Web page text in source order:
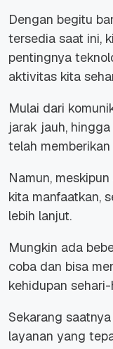
Dengan begitu
tersedia saat ini,
pentingnya
aktivitas kita
Mulai dari
jarak jauh,
telah
Namun,
kita manfaatkan,
lebih lanjut.
Mungkin ada
coba dan bisa
kehidupan
Sekarang
layanan yang